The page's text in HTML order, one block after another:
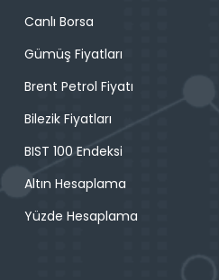
Canlı Borsa
Gümüş Fiyatları
Brent Petrol Fiyatı
Bilezik Fiyatları
BIST 100 Endeksi
Altın Hesaplama
Yüzde Hesaplama